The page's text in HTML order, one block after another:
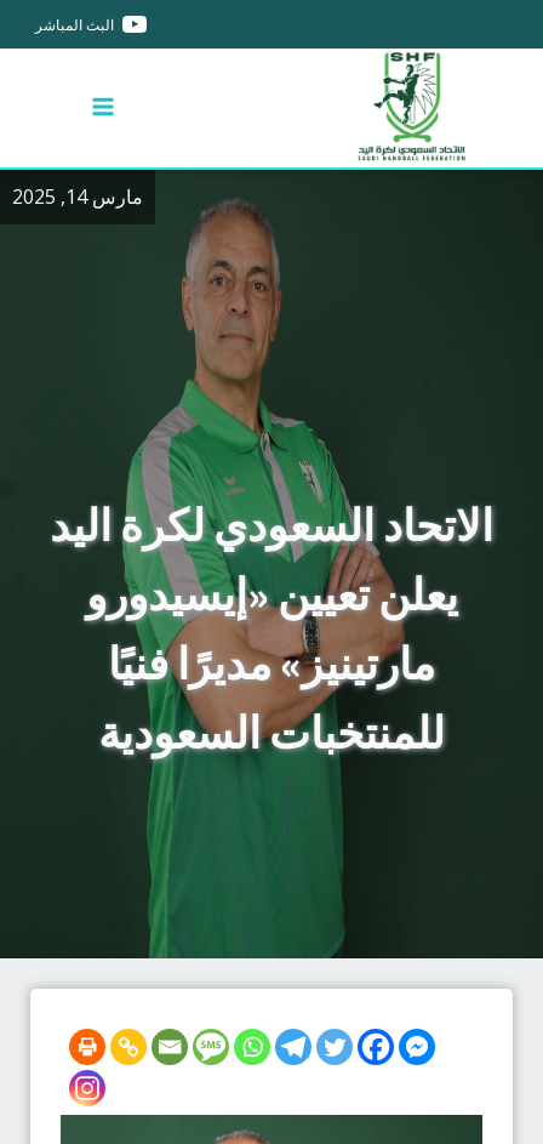
البث المباشر
مارس 14, 2025
الاتحاد السعودي لكرة اليد
يعلن تعيين «إيسيدورو
مارتينيز» مديرًا فنيًا
للمنتخبات السعودية